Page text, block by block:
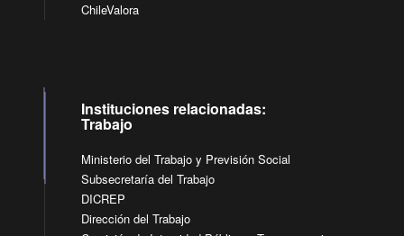
ChileValora
Instituciones relacionadas:
Trabajo
Ministerio del Trabajo y Previsión Social
Subsecretaría del Trabajo
DICREP
Dirección del Trabajo